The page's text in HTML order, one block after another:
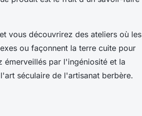
vous découvrirez des ateliers où les
ou façonnent la terre cuite pour
émerveillés par l'ingéniosité et la
séculaire de l'artisanat berbère.